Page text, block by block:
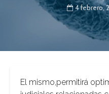
4 febrero,
El mismo,permitirá